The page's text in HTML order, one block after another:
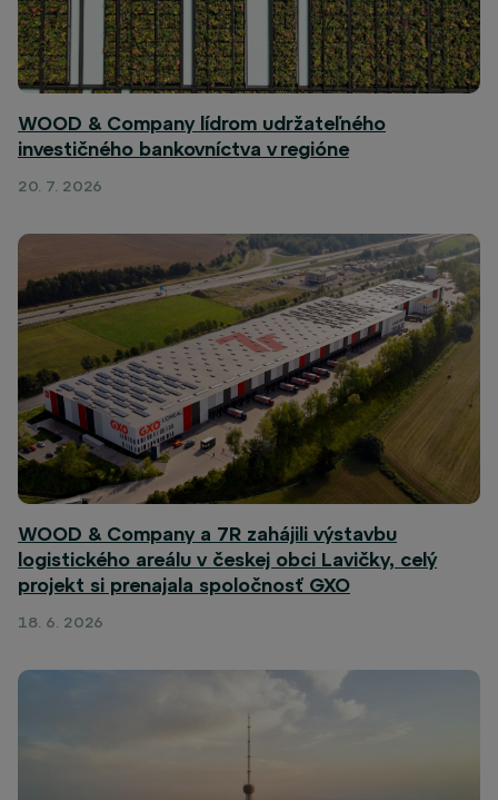
WOOD & Company lídrom udržateľného
investičného bankovníctva v regióne
20. 7. 2026
WOOD & Company a 7R zahájili výstavbu
logistického areálu v českej obci Lavičky, celý
projekt si prenajala spoločnosť GXO
18. 6. 2026